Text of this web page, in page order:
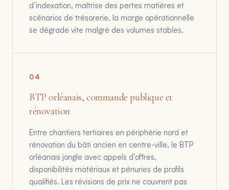
d’indexation, maîtrise des pertes matières et
scénarios de trésorerie, la marge opérationnelle
se dégrade vite malgré des volumes stables.
04
BTP orléanais, commande publique et
rénovation
Entre chantiers tertiaires en périphérie nord et
rénovation du bâti ancien en centre-ville, le BTP
orléanais jongle avec appels d’offres,
disponibilités matériaux et pénuries de profils
qualifiés. Les révisions de prix ne couvrent pas